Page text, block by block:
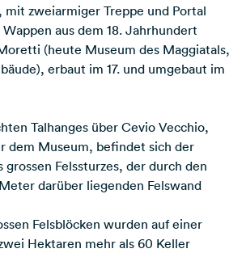
mit zweiarmiger Treppe und Portal
Wappen aus dem 18. Jahrhundert
(heute Museum des Maggiatals,
erbaut im 17. und umgebaut im
Talhanges über Cevio Vecchio,
dem Museum, befindet sich der
Felssturzes, der durch den
darüber liegenden Felswand
Felsblöcken wurden auf einer
Hektaren mehr als 60 Keller